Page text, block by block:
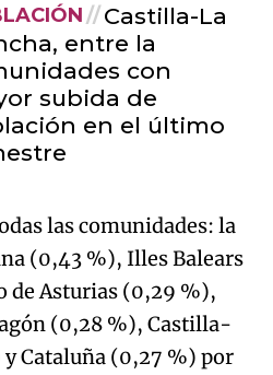
Castilla-La
entre la
con
subida de
en el último
las comunidades: la
(0,43 %), Illes Balears
de Asturias (0,29 %),
(0,28 %), Castilla-
Cataluña (0,27 %) por